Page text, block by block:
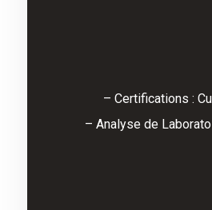
– Certifications :
– Analyse de